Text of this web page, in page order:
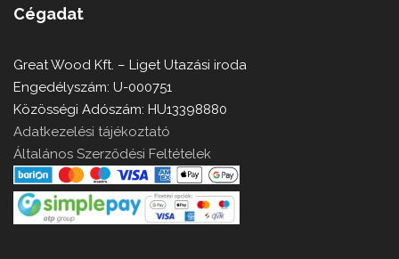
Cégadat
Great Wood Kft. – Liget Utazási iroda
Engedélyszám: U-000751
Közösségi Adószám: HU13398880
Adatkezelési tájékoztató
Általános Szerződési Feltételek